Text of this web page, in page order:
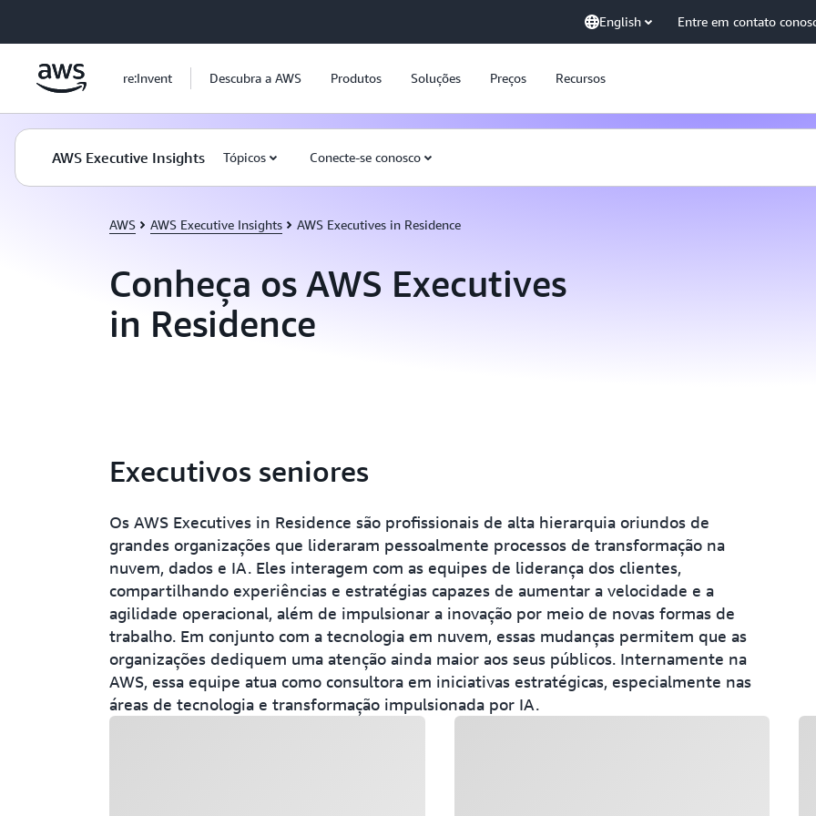
English Entre em contato
re:Invent Descubra a AWS Produtos Soluções Preços Recursos
AWS Executive Insights Tópicos Conecte-se conosco
AWS AWS Executive Insights AWS Executives in Residence
Conheça os AWS Executives
in Residence
Executivos seniores
Os AWS Executives in Residence são profissionais de alta hierarquia oriundos de
grandes organizações que lideraram pessoalmente processos de transformação na
nuvem, dados e IA. Eles interagem com as equipes de liderança dos clientes,
compartilhando experiências e estratégias capazes de aumentar a velocidade e a
agilidade operacional, além de impulsionar a inovação por meio de novas formas de
trabalho. Em conjunto com a tecnologia em nuvem, essas mudanças permitem que as
organizações dediquem uma atenção ainda maior aos seus públicos. Internamente na
AWS, essa equipe atua como consultora em iniciativas estratégicas, especialmente nas
áreas de tecnologia e transformação impulsionada por IA.